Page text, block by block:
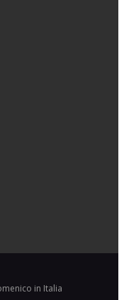
in Italia